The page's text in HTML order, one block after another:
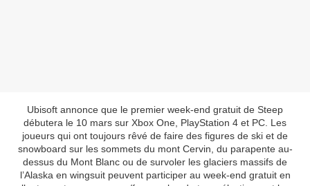
Ubisoft annonce que le premier week-end gratuit de Steep
débutera le 10 mars sur Xbox One, PlayStation 4 et PC. Les
joueurs qui ont toujours rêvé de faire des figures de ski et de
snowboard sur les sommets du mont Cervin, du parapente au-
dessus du Mont Blanc ou de survoler les glaciers massifs de
l’Alaska en wingsuit peuvent participer au week-end gratuit en